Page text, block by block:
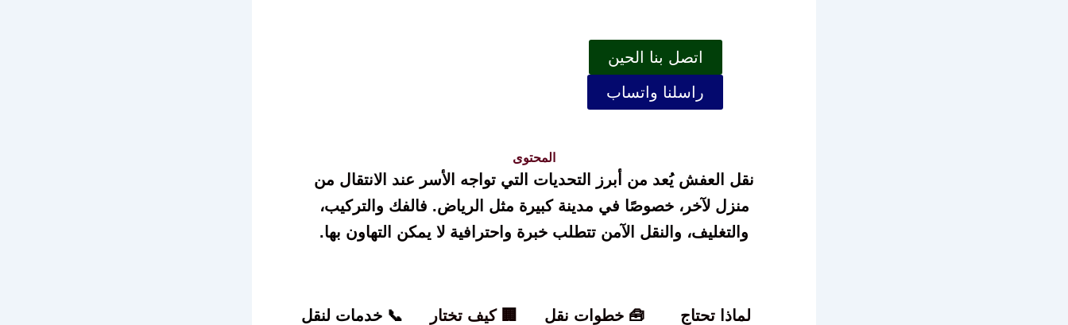
اتصل بنا الحين
راسلنا واتساب
المحتوى
نقل العفش يُعد من أبرز التحديات التي تواجه الأسر عند الانتقال من
منزل لآخر، خصوصًا في مدينة كبيرة مثل الرياض. فالفك والتركيب،
والتغليف، والنقل الآمن تتطلب خبرة واحترافية لا يمكن التهاون بها.
لماذا تحتاج
🧰 خطوات نقل
🏢 كيف تختار
📞 خدمات لنقل